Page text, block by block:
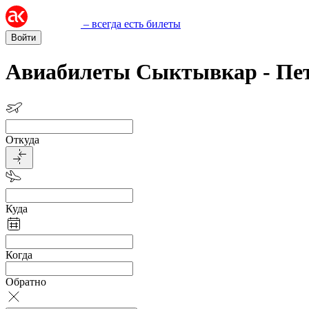
– всегда есть билеты
Войти
Авиабилеты Сыктывкар -
Откуда
Куда
Когда
Обратно